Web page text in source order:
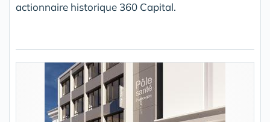
actionnaire historique 360 Capital.